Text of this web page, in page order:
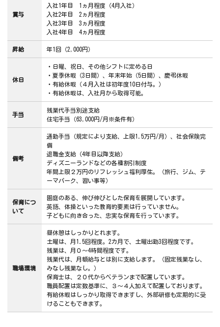
賞与
入社1年目 1ヵ月程度（4月入社）
入社2年目 2ヵ月程度
入社3年目 3ヵ月程度
入社4年目 4ヵ月程度
昇給 年1回（2,000円）
休日
・日曜、祝日、その他シフトに定める日
・夏季休暇（3日間）、年末年始（5日間）、慶弔休暇
・有給休暇（４月入社は初年度10日付与。）
・有給休暇は、入社月から取得可能。
手当
残業代手当別途支給
住宅手当（63,000円/月※条件有）
備考
通勤手当（規定により支給、上限1.5万円/月）、社会保険完
備
退職金支給（4年目以降支給）
ディズニーランドなどの各種割引制度
年間上限２万円のリフレッシュ福利厚生。（旅行、ジム、テ
ーマパーク、習い事等）
保育につ
いて
園庭のある、伸び伸びとした保育を展開しています。
英語、体操といった教育的要素は行っていません。
子どもに向き合った、忠実な保育を行っています。
職場環境
昼休憩はしっかりとれます。
土曜は、月1.5回程度。2カ月で、土曜出勤3回程度です。
残業は、月０～4時間程度です。
残業代は、月額給与とは別に支給します。（固定残業なし、
みなし残業なし。）
保育士は、２０代からベテランまで配置しています。
職員配置は定数基準に、３～４人加えて配置しております。
有給休暇はしっかり取得できますし、外部研修も定期的に受
けることもできます。